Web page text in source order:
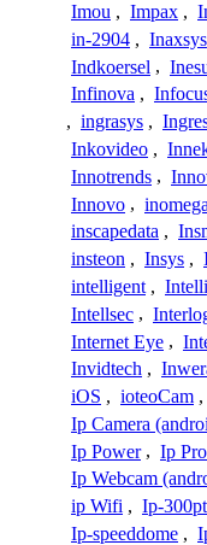
Imou , Impax ,
in-2904 , Inaxsys
Indkoersel ,
Infinova ,
, ingrasys ,
Inkovideo ,
Innotrends ,
Innovo , inomega
inscapedata ,
insteon , Insys ,
intelligent ,
Intellsec ,
Internet Eye ,
Invidtech ,
iOS , ioteoCam ,
Ip Camera
Ip Power , Ip
Ip Webcam
ip Wifi , Ip-
Ip-speeddome ,